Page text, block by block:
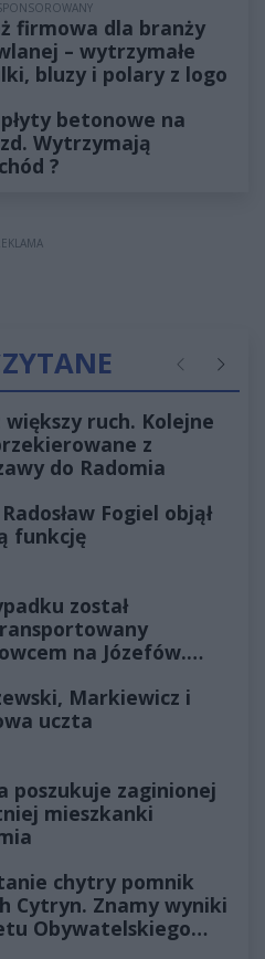
firmowa dla branży
– wytrzymałe
bluzy i polary z logo
betonowe na
Wytrzymają
?
Poprzednie
większy ruch. Kolejne
z
do Radomia
Radosław Fogiel objął
funkcję
został
na Józefów.
Markiewicz i
uczta
poszukuje zaginionej
mieszkanki
chytry pomnik
Cytryn. Znamy wyniki
Obywatelskiego